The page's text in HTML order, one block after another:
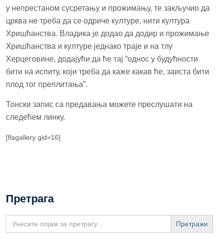
у непрестаном сусретању и прожимању, те закључио да
црква не треба да се одриче културе, нити култура
Хришћанства. Владика је додао да додир и прожимање
Хришћанства и културе једнако траје и на тлу
Херцеговине, додајући да ће тај “однос у будућности
бити на испиту, који треба да каже какав ће, заиста бити
плод тог преплитања”.
Тонски запис са предавања можете преслушати на
следећем линку.
[flagallery gid=16]
Претрага
Search
for: